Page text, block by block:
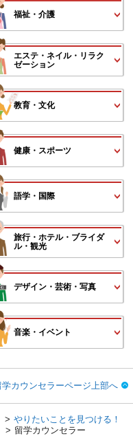
福祉・介護
エステ・ネイル・リラク
ゼーション
教育・文化
健康・スポーツ
語学・国際
旅行・ホテル・ブライダ
ル・観光
デザイン・芸術・写真
音楽・イベント
学カウンセラーページ上部へ
やりたいことを見つける！
留学カウンセラー